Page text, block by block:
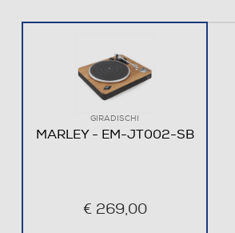
GIRADISCHI
MARLEY - EM-JT002-SB
€ 269,00